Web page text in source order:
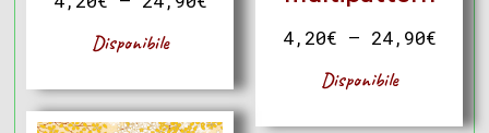
Disponibile 4,20€ – 24,90€
Disponibile